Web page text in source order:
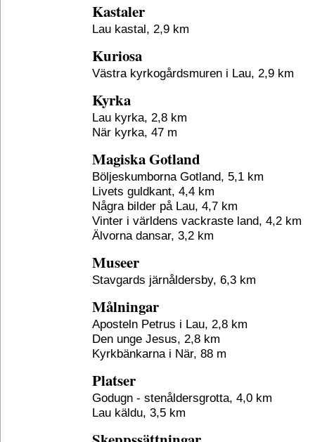
Kastaler
Lau kastal, 2,9 km
Kuriosa
Västra kyrkogårdsmuren i Lau, 2,9 km
Kyrka
Lau kyrka, 2,8 km
När kyrka, 47 m
Magiska Gotland
Böljeskumborna Gotland, 5,1 km
Livets guldkant, 4,4 km
Några bilder på Lau, 4,7 km
Vinter i världens vackraste land, 4,2 km
Älvorna dansar, 3,2 km
Museer
Stavgards järnåldersby, 6,3 km
Målningar
Aposteln Petrus i Lau, 2,8 km
Den unge Jesus, 2,8 km
Kyrkbänkarna i När, 88 m
Platser
Godugn - stenåldersgrotta, 4,0 km
Lau käldu, 3,5 km